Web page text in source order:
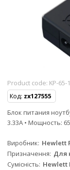
Product code: KP-65-
Код: zx127555
Блок питания
3.33A • Мощность:
Виробник Hewlett
Призначення Для
Сумісність Hewlett